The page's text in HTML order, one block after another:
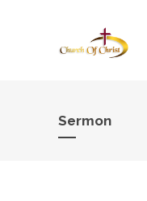
Sermon